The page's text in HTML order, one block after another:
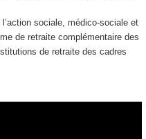
sociale, médico-sociale et
de retraite complémentaire des
de retraite des cadres